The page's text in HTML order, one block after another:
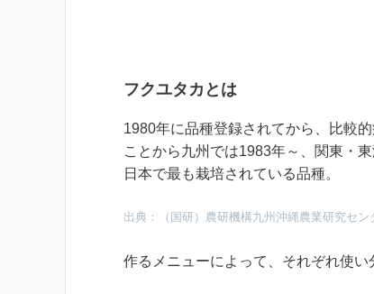
フクユタカとは
1980年に品種登録されてから、比較
ことから九州では1983年～、関東・
日本で最も栽培されている品種。
出典：（国研）農研機構九州沖縄農業研究セン
作るメニューによって、それぞれ使い